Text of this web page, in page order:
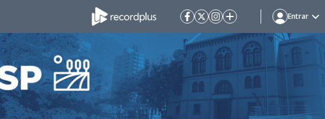
Entrar